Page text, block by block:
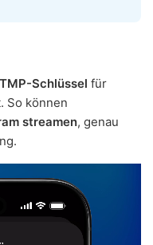
Schlüssel für
So können
streamen, genau